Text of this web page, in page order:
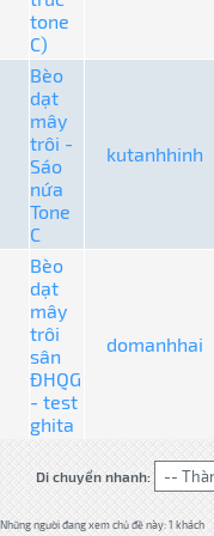
tone
C)
Bèo
dạt
mây
trôi -
Sáo
nứa
Tone
C
kutanhhinh
Bèo
dạt
mây
trôi
sân
ĐHQG
- test
ghita
domanhhai
Di chuyển nhanh:
Những người đang xem chủ đề này: 1 khách